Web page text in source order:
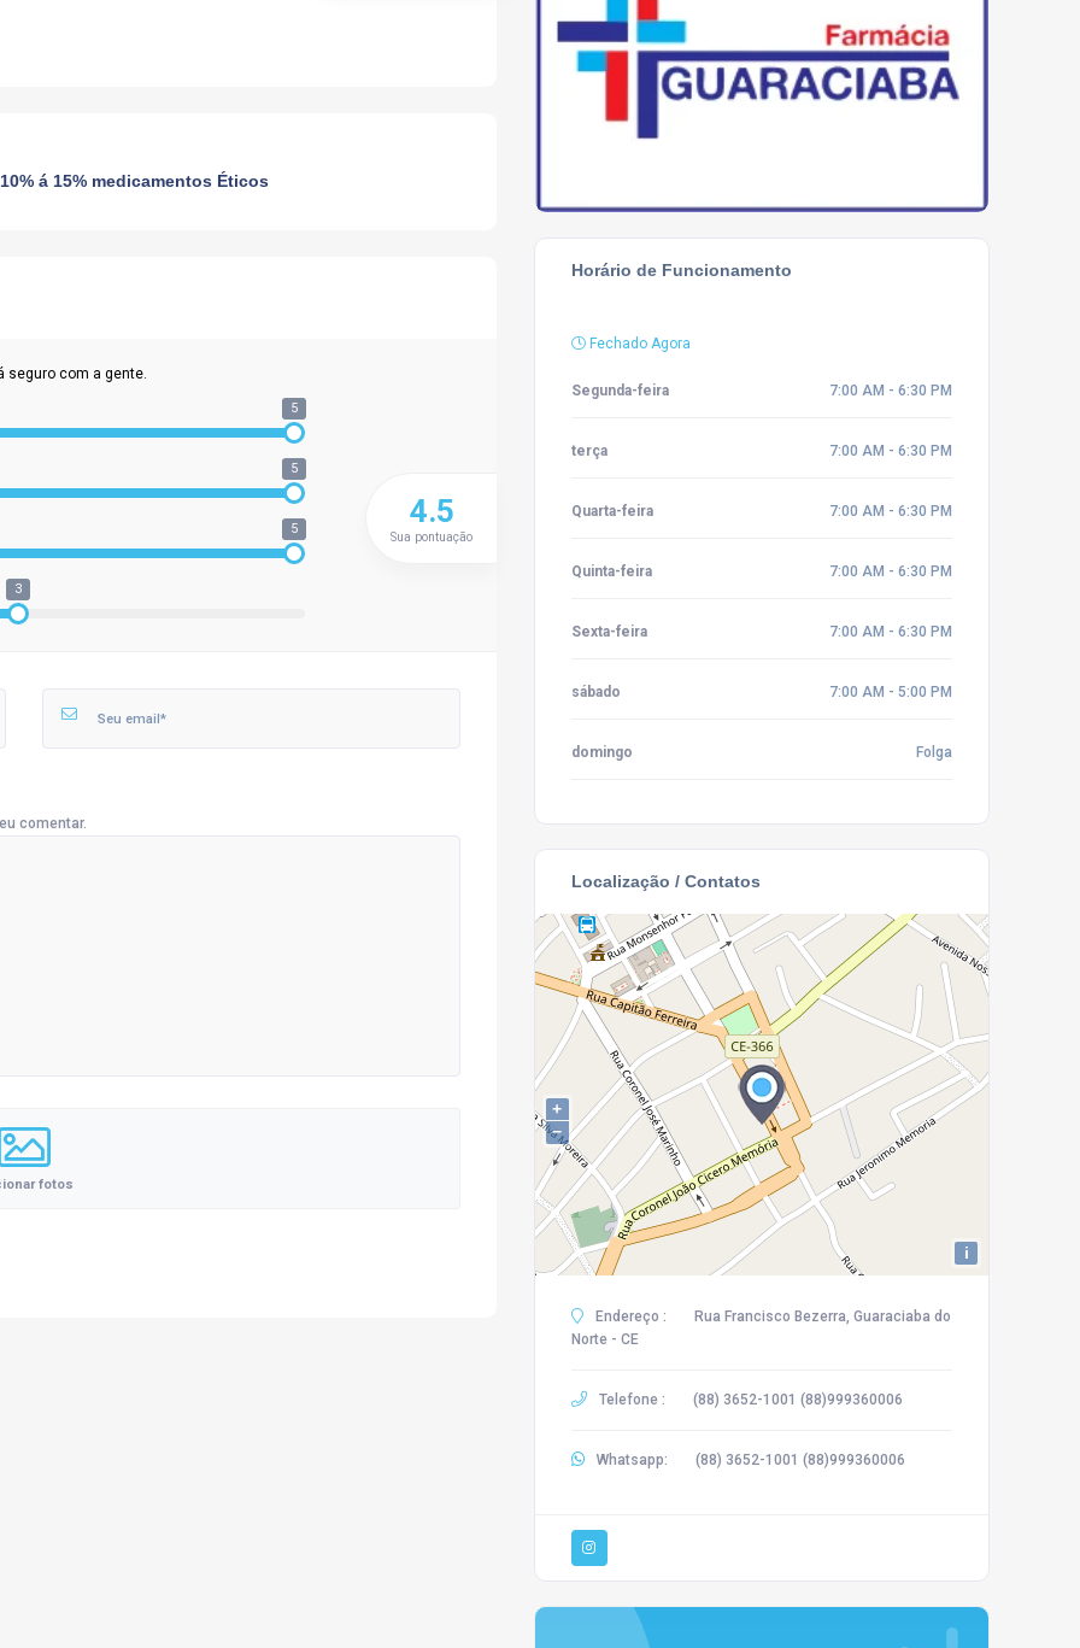
á 15% medicamentos Éticos
seguro com a gente.
5
5
5
3
4.5
Sua pontuação
comentar.
fotos
Horário de Funcionamento
Fechado Agora
Segunda-feira 7:00 AM - 6:30 PM
terça 7:00 AM - 6:30 PM
Quarta-feira 7:00 AM - 6:30 PM
Quinta-feira 7:00 AM - 6:30 PM
Sexta-feira 7:00 AM - 6:30 PM
sábado 7:00 AM - 5:00 PM
domingo Folga
Localização / Contatos
+
−
i
Endereço :
Rua Francisco Bezerra, Guaraciaba do
Norte - CE
Telefone : (88) 3652-1001 (88)999360006
Whatsapp: (88) 3652-1001 (88)999360006